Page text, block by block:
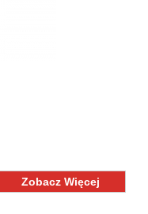
Zobacz Więcej